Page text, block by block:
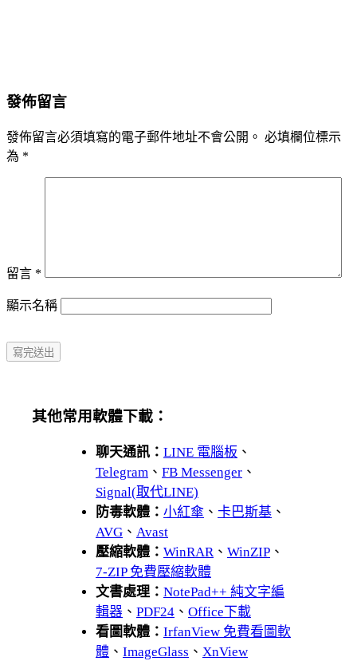
發佈留言
發佈留言必須填寫的電子郵件地址不會公開。 必填欄位標示
為 *
留言 *
顯示名稱
其他常用軟體下載：
聊天通訊： LINE 電腦板 、
Telegram 、 FB Messenger 、
Signal(取代LINE)
防毒軟體： 小紅傘 、 卡巴斯基 、
AVG 、 Avast
壓縮軟體： WinRAR、 WinZIP 、
7-ZIP 免費壓縮軟體
文書處理： NotePad++ 純文字編
輯器 、 PDF24 、 Office下載
看圖軟體： IrfanView 免費看圖軟
體 、 ImageGlass 、 XnView